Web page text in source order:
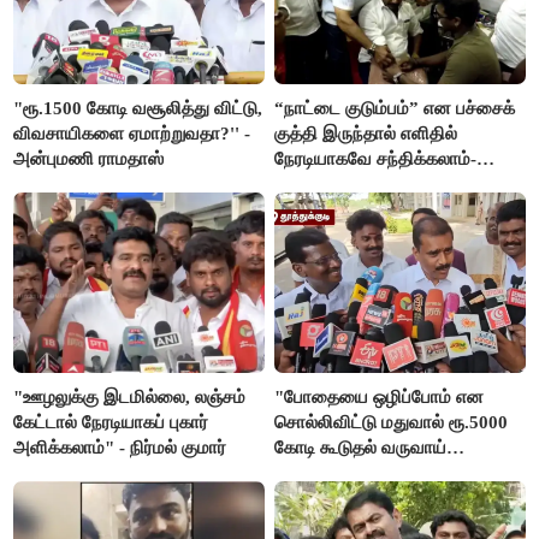
"ரூ.1500 கோடி வசூலித்து விட்டு,
விவசாயிகளை ஏமாற்றுவதா?'' -
அன்புமணி ராமதாஸ்
“நாட்டை குடும்பம்” என பச்சைக்
குத்தி இருந்தால் எளிதில்
நேரடியாகவே சந்திக்கலாம்-
"ஊழலுக்கு இடமில்லை, லஞ்சம்
கேட்டால் நேரடியாகப் புகார்
அளிக்கலாம்" - நிர்மல் குமார்
"போதையை ஒழிப்போம் என
சொல்லிவிட்டு மதுவால் ரூ.5000
கோடி கூடுதல் வருவாய்
மார்க்கண்டேயன்